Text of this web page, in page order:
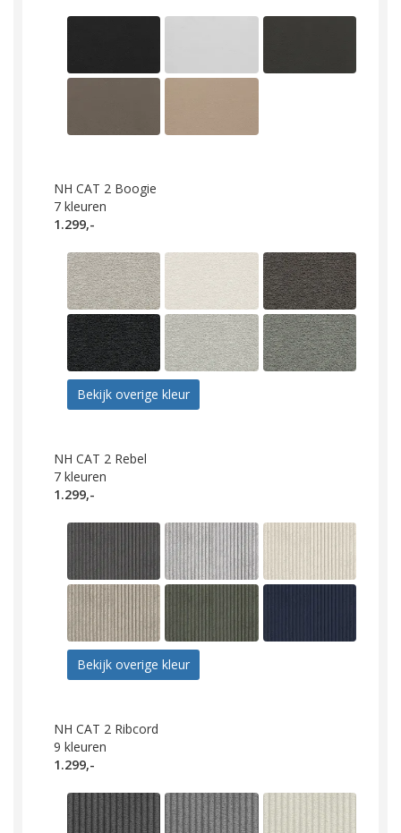
NH CAT 2 Boogie
7 kleuren
1.299,-
Bekijk overige kleur
NH CAT 2 Rebel
7 kleuren
1.299,-
Bekijk overige kleur
NH CAT 2 Ribcord
9 kleuren
1.299,-